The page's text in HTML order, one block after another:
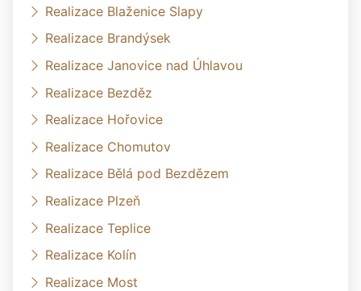
Realizace Blaženice Slapy
Realizace Brandýsek
Realizace Janovice nad Úhlavou
Realizace Bezděz
Realizace Hořovice
Realizace Chomutov
Realizace Bělá pod Bezdězem
Realizace Plzeň
Realizace Teplice
Realizace Kolín
Realizace Most